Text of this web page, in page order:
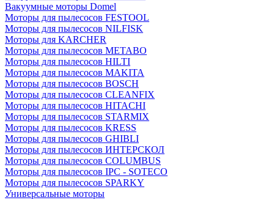
Вакуумные моторы Domel
Моторы для пылесосов FESTOOL
Моторы для пылесосов NILFISK
Моторы для KARCHER
Моторы для пылесосов METABO
Моторы для пылесосов HILTI
Моторы для пылесосов MAKITA
Моторы для пылесосов BOSCH
Моторы для пылесосов CLEANFIX
Моторы для пылесосов HITACHI
Моторы для пылесосов STARMIX
Моторы для пылесосов KRESS
Моторы для пылесосов GHIBLI
Моторы для пылесосов ИНТЕРСКОЛ
Моторы для пылесосов COLUMBUS
Моторы для пылесосов IPC - SOTECO
Моторы для пылесосов SPARKY
Универсальные моторы